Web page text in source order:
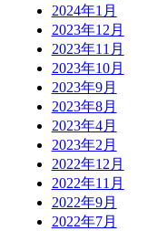
2024年1月
2023年12月
2023年11月
2023年10月
2023年9月
2023年8月
2023年4月
2023年2月
2022年12月
2022年11月
2022年9月
2022年7月